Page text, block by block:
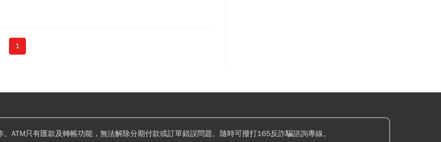
1
。ATM只有匯款及轉帳功能，無法解除分期付款或訂單錯誤問題。隨時可撥打165反詐騙諮詢專線。